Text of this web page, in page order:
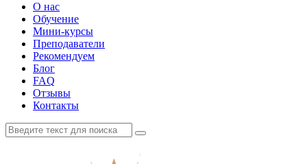
О нас
Обучение
Мини-курсы
Преподаватели
Рекомендуем
Блог
FAQ
Отзывы
Контакты